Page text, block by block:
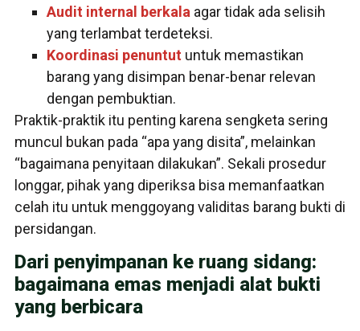
Audit internal berkala agar tidak ada selisih
yang terlambat terdeteksi.
Koordinasi penuntut untuk memastikan
barang yang disimpan benar-benar relevan
dengan pembuktian.
Praktik-praktik itu penting karena sengketa sering
muncul bukan pada “apa yang disita”, melainkan
“bagaimana penyitaan dilakukan”. Sekali prosedur
longgar, pihak yang diperiksa bisa memanfaatkan
celah itu untuk menggoyang validitas barang bukti di
persidangan.
Dari penyimpanan ke ruang sidang:
bagaimana emas menjadi alat bukti
yang berbicara